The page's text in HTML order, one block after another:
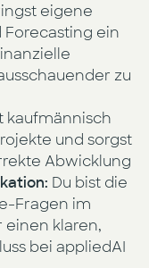
eigene
ein
zu
kaufmännisch
und sorgst
Abwicklung
Du bist die
Fragen im
einen klaren,
bei appliedAI